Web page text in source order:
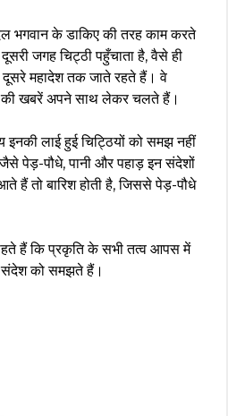
भगवान के डाकिए की तरह काम करते
जगह चिट्ठी पहुँचाता है, वैसे ही
दूसरे महादेश तक जाते रहते हैं। वे
खबरें अपने साथ लेकर चलते हैं।
लाई हुई चिट्ठियों को समझ नहीं
पेड़-पौधे, पानी और पहाड़ इन संदेशों
तो बारिश होती है, जिससे पेड़-पौधे
हैं कि प्रकृति के सभी तत्व आपस में
को समझते हैं।